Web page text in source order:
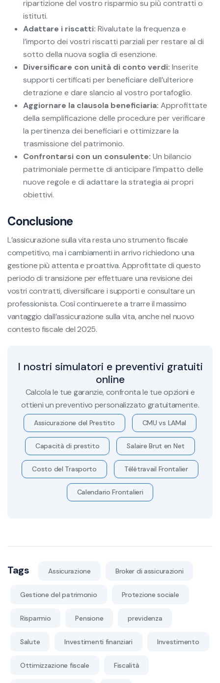
ripartizione del vostro risparmio su più contratti o
istituti.
Adattare i riscatti: Rivalutate la frequenza e
l’importo dei vostri riscatti parziali per restare al di
sotto della nuova soglia di esenzione.
Diversificare con unità di conto verdi: Inserite
supporti certificati per beneficiare dell’ulteriore
detrazione e dare slancio al vostro portafoglio.
Aggiornare la clausola beneficiaria: Approfittate
della semplificazione delle procedure per verificare
la pertinenza dei beneficiari e ottimizzare la
trasmissione del patrimonio.
Confrontarsi con un consulente: Un bilancio
patrimoniale permette di anticipare l’impatto delle
nuove regole e di adattare la strategia ai propri
obiettivi.
Conclusione
L’assicurazione sulla vita resta uno strumento fiscale
competitivo, ma i cambiamenti in arrivo richiedono una
gestione più attenta e proattiva. Approfittate di questo
periodo di transizione per effettuare una revisione dei
vostri contratti, diversificare i supporti e consultare un
professionista. Così continuerete a trarre il massimo
vantaggio dall’assicurazione sulla vita, anche nel nuovo
contesto fiscale del 2025.
I nostri simulatori e preventivi gratuiti
online
Calcola le tue garanzie, confronta le tue opzioni e
ottieni un preventivo personalizzato gratuitamente.
Assicurazione del Prestito CMU vs LAMal
Capacità di prestito Salaire Brut en Net
Costo del Trasporto Télétravail Frontalier
Calendario Frontalieri
Tags Assicurazione Broker di assicurazioni
Gestione del patrimonio Protezione sociale
Risparmio Pensione previdenza
Salute Investimenti finanziari Investimento
Ottimizzazione fiscale Fiscalità